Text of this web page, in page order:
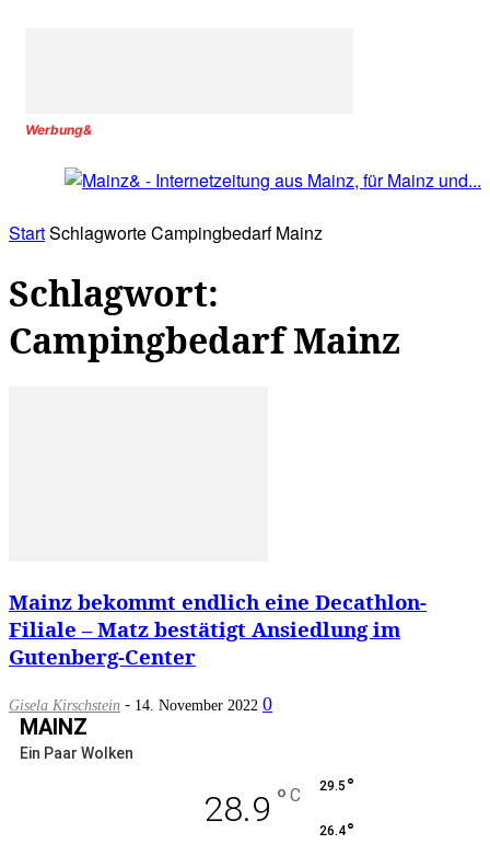
Werbung&
StartSchlagworteCampingbedarf Mainz
Schlagwort:
Campingbedarf Mainz
Mainz bekommt endlich eine Decathlon-
Filiale – Matz bestätigt Ansiedlung im
Gutenberg-Center
Gisela Kirschstein - 14. November 2022 0
MAINZ
Ein Paar Wolken
28.9 ° C 29.5 °
26.4°